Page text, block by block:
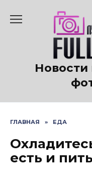
содержанию
Новости
ГЛАВНАЯ » ЕДА
есть и